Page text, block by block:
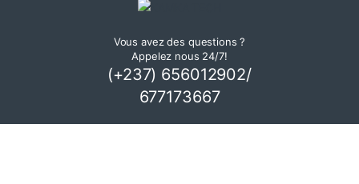
Vous avez des questions ?
Appelez nous 24/7!
(+237) 656012902/
677173667